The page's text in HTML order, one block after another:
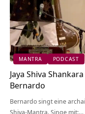
MANTRA PODCAST
Jaya Shiva
Bernardo
Bernardo singt eine
Shiva-Mantra. Singe mit:…